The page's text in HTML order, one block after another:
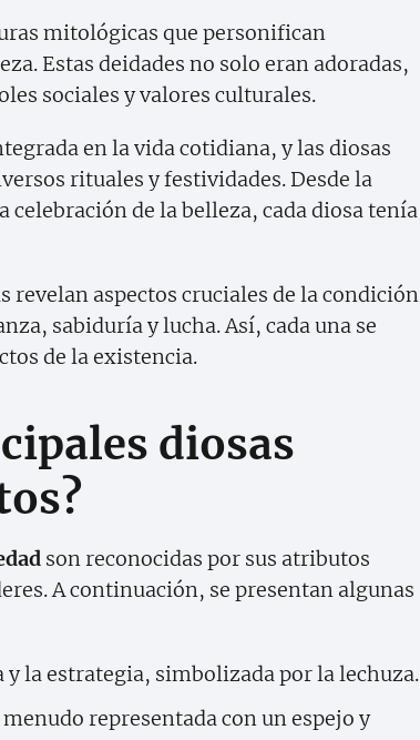
mitológicas que personifican
Estas deidades no solo eran adoradas,
sociales y valores culturales.
en la vida cotidiana, y las diosas
rituales y festividades. Desde la
celebración de la belleza, cada diosa tenía
revelan aspectos cruciales de la condición
sabiduría y lucha. Así, cada una se
de la existencia.
diosas
son reconocidas por sus atributos
A continuación, se presentan algunas
la estrategia, simbolizada por la lechuza.
representada con un espejo y